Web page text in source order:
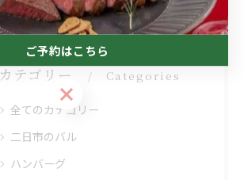
カテゴリー Categories
全てのカテゴリー
二日市のバル
ハンバーグ
ご予約はこちら
ご予約はこちら